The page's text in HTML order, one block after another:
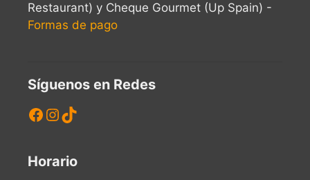
Restaurant) y Cheque Gourmet (Up Spain) -
Formas de pago
Síguenos en Redes
Facebook
Instagram
TikTok
Horario